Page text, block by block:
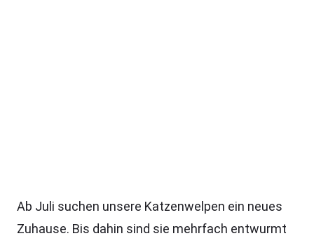
Ab Juli suchen unsere Katzenwelpen ein neues
Zuhause. Bis dahin sind sie mehrfach entwurmt